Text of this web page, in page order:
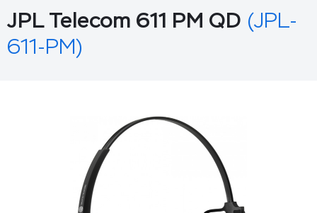
JPL Telecom 611 PM QD (JPL-
611-PM)